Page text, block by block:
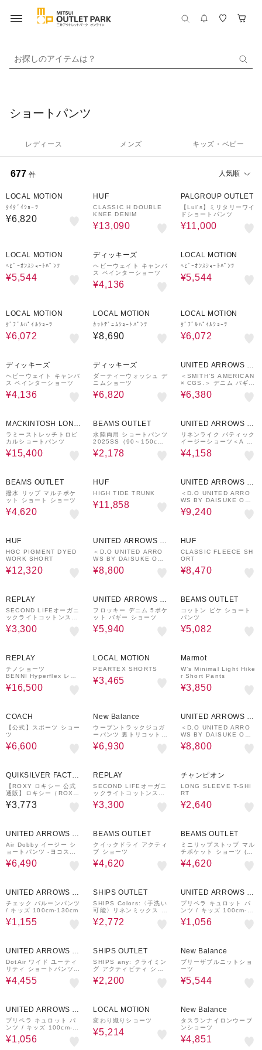
お探しのアイテムは？
ショートパンツ
レディース メンズ キッズ・ベビー
677 件 人気順
LOCAL MOTION
ﾀｲﾀﾞｲｼｮｰﾂ
¥6,820
HUF
CLASSIC H DOUBLE
KNEE DENIM
¥13,090
PALGROUP OUTLET
【Lui's】ミリタリーワイ
ドショートパンツ
¥11,000
LOCAL MOTION
ﾍﾋﾞｰｵﾝｽｼｮｰﾄﾊﾟﾝﾂ
¥5,544
ディッキーズ
ヘビーウェイト キャンバ
ス ペインターショーツ
¥4,136
LOCAL MOTION
ﾍﾋﾞｰｵﾝｽｼｮｰﾄﾊﾟﾝﾂ
¥5,544
LOCAL MOTION
ﾀﾞﾌﾞﾙﾊﾟｲﾙｼｮｰﾂ
¥6,072
LOCAL MOTION
ｶｯﾄﾃﾞﾆﾑｼｮｰﾄﾊﾟﾝﾂ
¥8,690
LOCAL MOTION
ﾀﾞﾌﾞﾙﾊﾟｲﾙｼｮｰﾂ
¥6,072
ディッキーズ
ヘビーウェイト キャンバ
ス ペインターショーツ
¥4,136
ディッキーズ
ダーティーウォッシュ デ
ニムショーツ
¥6,820
UNITED ARROWS O
UTLET
＜SMITH’S AMERICAN
× CGS.＞ デニム バギー
ショーツ
¥6,380
MACKINTOSH LOND
ON
ラミーストレッチトロピ
カルショートパンツ
¥15,400
BEAMS OUTLET
水陸両用 ショートパンツ
2025SS（90～150c
m）
¥2,178
UNITED ARROWS O
UTLET
リネンライク バティック
イージーショーツ＜A DA
Y IN THE LIFE＞
¥4,158
BEAMS OUTLET
撥水 リップ マルチポケ
ット ショート ショーツ
¥4,620
HUF
HIGH TIDE TRUNK
¥11,858
UNITED ARROWS O
UTLET
＜D.O UNITED ARRO
WS BY DAISUKE OBA
NA＞LT/DC UTLTY BA
GGY SHORTS/ショーツ
¥9,240
HUF
HGC PIGMENT DYED
WORK SHORT
¥12,320
UNITED ARROWS O
UTLET
＜D.O UNITED ARRO
WS BY DAISUKE OBA
NA＞LT/DC 1P SHORT
S/ショーツ
¥8,800
HUF
CLASSIC FLEECE SH
ORT
¥8,470
REPLAY
SECOND LIFEオーガニ
ックライトコットンスウ
ェットショーツ
¥3,300
UNITED ARROWS O
UTLET
フロッキー デニム 5ポケ
ット バギー ショーツ
¥5,940
BEAMS OUTLET
コットン ピケ ショート
パンツ
¥5,082
REPLAY
チノショーツ
BENNI Hyperflex レギ
ュラースリムフィット
¥16,500
LOCAL MOTION
PEARTEX SHORTS
¥3,465
Marmot
W’s Minimal Light Hike
r Short Pants
¥3,850
COACH
【公式】スポーツ ショー
ツ
¥6,600
New Balance
ウーブントラックジョガ
ーパンツ 裏トリコット起
毛
¥6,930
UNITED ARROWS O
UTLET
＜D.O UNITED ARRO
WS BY DAISUKE OBA
NA＞LT/DC 1P SHORT
S/ショーツ
¥8,800
QUIKSILVER FACTO
RY OUTLET STORE
【ROXY ロキシー 公式
通販】ロキシー（ROX
Y）【OUTLET】Roxy
MY 1ST ROXY BIKER
¥3,773
REPLAY
SECOND LIFEオーガニ
ックライトコットンスウ
ェットショーツ
¥3,300
チャンピオン
LONG SLEEVE T-SHI
RT
¥2,640
UNITED ARROWS O
UTLET
Air Dobby イージー シ
ョートパンツ -ヨコスト
レッチ 吸水速乾性-
¥6,490
BEAMS OUTLET
クイックドライ アクティ
ブ ショーツ
¥4,620
BEAMS OUTLET
ミニリップストップ マル
チポケット ショーツ (吸
水速乾・水陸両用)
¥4,620
UNITED ARROWS O
UTLET
チェック バルーンパンツ
/ キッズ 100cm-130cm
¥1,155
SHIPS OUTLET
SHIPS Colors:〈手洗い
可能〉リネンミックス ラ
メ ショーツ
¥2,772
UNITED ARROWS O
UTLET
プリペラ キュロット パ
ンツ / キッズ 100cm-13
0cm
¥1,056
UNITED ARROWS O
UTLET
DotAir ワイド ユーティ
リティ ショートパンツ
ショーツ
¥4,455
SHIPS OUTLET
SHIPS any: クライミン
グ アクティビティ ショ
ーツ<KIDS>◇
¥2,200
New Balance
ブリーザブルニットショ
ーツ
¥5,544
UNITED ARROWS O
UTLET
プリペラ キュロット パ
ンツ / キッズ 100cm-13
0cm
¥1,056
LOCAL MOTION
変わり織りショーツ
¥5,214
New Balance
タスランナイロンウーブ
ンショーツ
¥4,851